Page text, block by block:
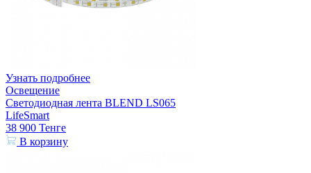
Узнать подробнее
Освещение
Светодиодная лента BLEND LS065
LifeSmart
38 900 Тенге
В корзину